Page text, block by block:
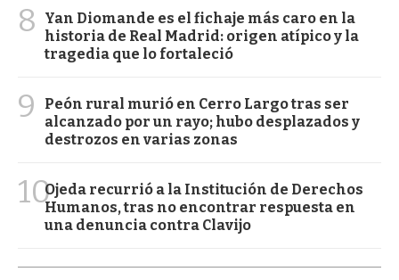
8
Yan Diomande es el fichaje más caro en la
historia de Real Madrid: origen atípico y la
tragedia que lo fortaleció
9
Peón rural murió en Cerro Largo tras ser
alcanzado por un rayo; hubo desplazados y
destrozos en varias zonas
10Ojeda recurrió a la Institución de Derechos
Humanos, tras no encontrar respuesta en
una denuncia contra Clavijo